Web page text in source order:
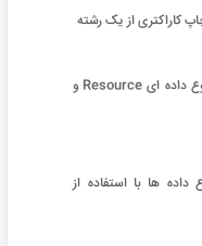
داده Boolean - داده Object - نوع داده ای Resource و
ها با استفاده از